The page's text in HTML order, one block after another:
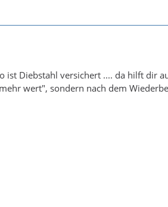
ist Diebstahl versichert .... da hilft dir
wert", sondern nach dem